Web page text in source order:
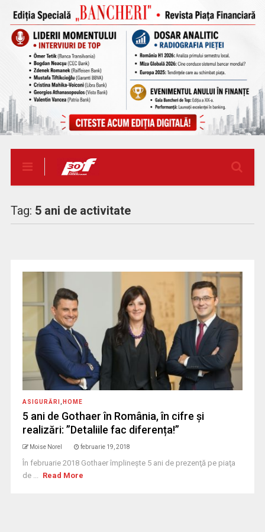
Tag: 5 ani de activitate
ASIGURĂRI HOME
5 ani de Gothaer în România, în cifre și
realizări: ”Detaliile fac diferența!”
Moise Norel februarie 19, 2018
În februarie 2018 Gothaer împlineşte 5 ani de prezenţă pe piaţa
de ... Read More